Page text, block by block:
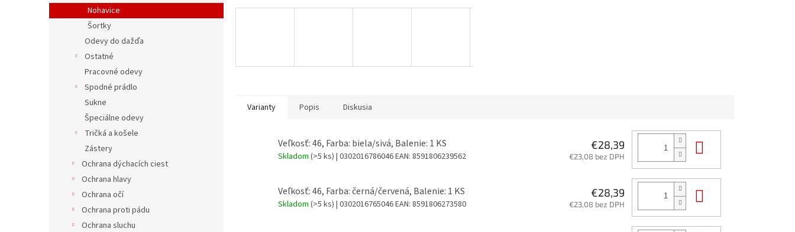
Nohavice
Šortky
Odevy do dažďa
Ostatné
Pracovné odevy
Spodné prádlo
Sukne
Špeciálne odevy
Tričká a košele
Zástery
Ochrana dýchacích ciest
Ochrana hlavy
Ochrana očí
Ochrana proti pádu
Ochrana sluchu
Varianty Popis Diskusia
Veľkosť: 46, Farba: biela/sivá, Balenie: 1 KS
Skladom (>5 ks) | 0302016786046EAN: 8591806239562
€28,39
€23,08 bez DPH
Veľkosť: 46, Farba: černá/červená, Balenie: 1 KS
Skladom (>5 ks) | 0302016765046EAN: 8591806273580
€28,39
€23,08 bez DPH